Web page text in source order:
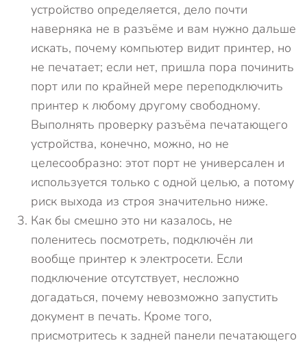
устройство определяется, дело почти
наверняка не в разъёме и вам нужно дальше
искать, почему компьютер видит принтер, но
не печатает; если нет, пришла пора починить
порт или по крайней мере переподключить
принтер к любому другому свободному.
Выполнять проверку разъёма печатающего
устройства, конечно, можно, но не
целесообразно: этот порт не универсален и
используется только с одной целью, а потому
риск выхода из строя значительно ниже.
Как бы смешно это ни казалось, не
поленитесь посмотреть, подключён ли
вообще принтер к электросети. Если
подключение отсутствует, несложно
догадаться, почему невозможно запустить
документ в печать. Кроме того,
присмотритесь к задней панели печатающего